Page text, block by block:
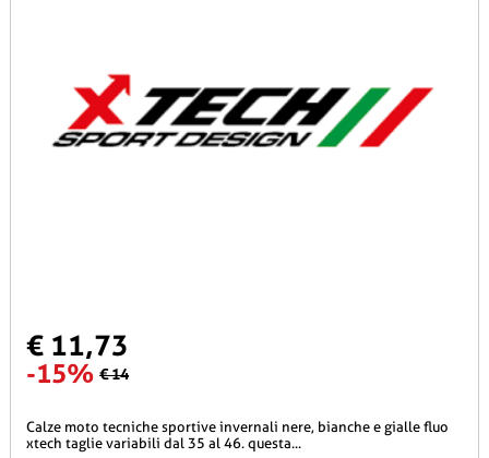
€ 11,73
-15% € 14
calze moto tecniche sportive invernali nere, bianche e gialle fluo
xtech taglie variabili dal 35 al 46. questa...